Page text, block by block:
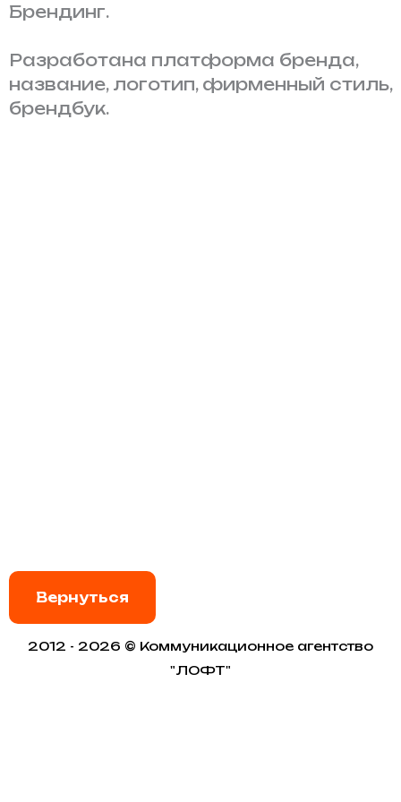
Перейти
содержимому
Брендинг.
Разработана платформа бренда,
название, логотип, фирменный стиль,
брендбук.
Вернуться
2012 - 2026 © Коммуникационное агентство
"ЛОФТ"